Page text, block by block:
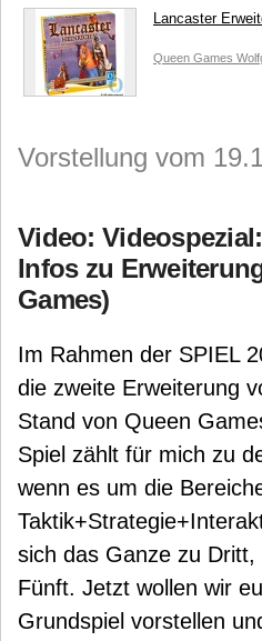
Lancaster
Queen Games
Vorstellung vom
Video:
Infos zu
Games)
Im Rahmen der SPIEL
die zweite Erweiterung
Stand von Queen
Spiel zählt für mich zu
wenn es um die
sich das Ganze zu
Fünft. Jetzt wollen wir
Grundspiel vorstellen